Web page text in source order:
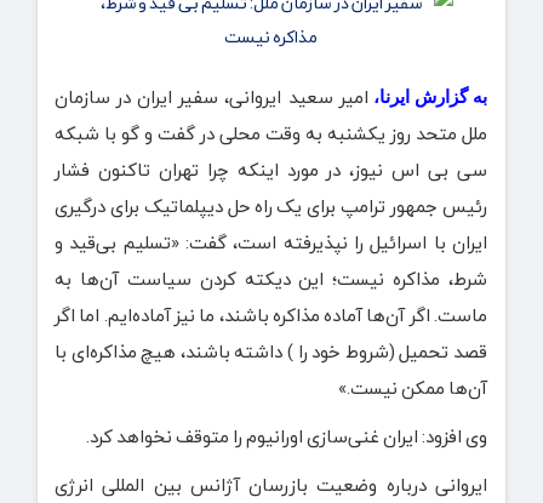
به گزارش ایرنا، امیر سعید ایروانی، سفیر ایران در سازمان
ملل متحد روز یکشنبه به وقت محلی در گفت و گو با شبکه
سی بی اس نیوز، در مورد اینکه چرا تهران تاکنون فشار
رئیس جمهور ترامپ برای یک راه حل دیپلماتیک برای درگیری
ایران با اسرائیل را نپذیرفته است، گفت: «تسلیم بی‌قید و
شرط، مذاکره نیست؛ این دیکته کردن سیاست آن‌ها به
ماست. اگر آن‌ها آماده مذاکره باشند، ما نیز آماده‌ایم. اما اگر
قصد تحمیل (شروط خود را ) داشته باشند، هیچ مذاکره‌ای با
آن‌ها ممکن نیست.»
وی افزود: ایران غنی‌سازی اورانیوم را متوقف نخواهد کرد.
ایروانی درباره وضعیت بازرسان آژانس بین المللی انرژی